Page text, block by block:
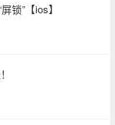
锁”【ios】